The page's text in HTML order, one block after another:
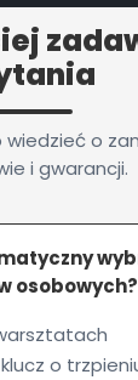
o
i gwarancji.
osobowych?
o